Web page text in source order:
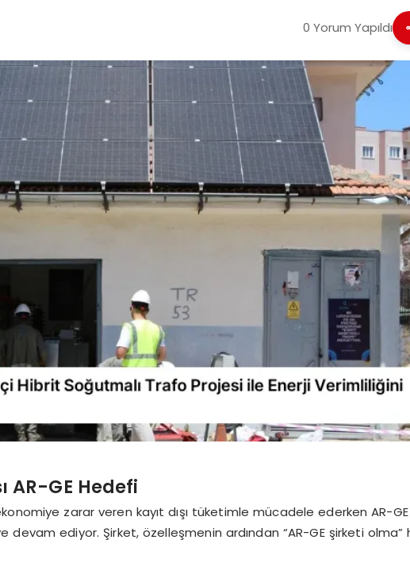
0 Yorum Yapıldı
AR-GE Hedefi
zarar veren kayıt dışı tüketimle mücadele ederken AR-GE
devam ediyor. Şirket, özelleşmenin ardından “AR-GE şirketi